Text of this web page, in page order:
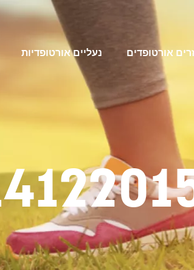
נעליים אורטופדיות אורטופדים